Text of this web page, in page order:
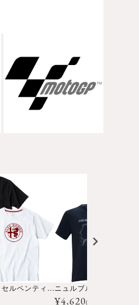
アルファロメオ セルペンティーネ Tシャツ
¥4,620(税込)